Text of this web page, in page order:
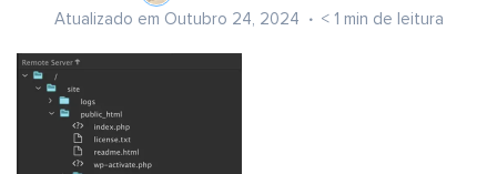
Atualizado em Outubro 24, 2024 < 1 min de leitura